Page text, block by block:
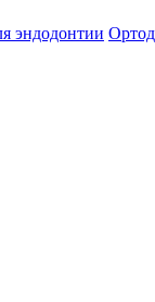
эндодонтии